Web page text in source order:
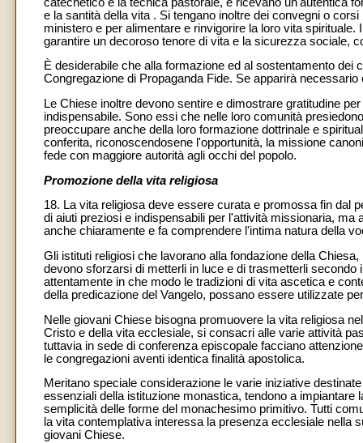
e la santità della vita . Si tengano inoltre dei convegni o
ministero e per alimentare e rinvigorire la loro vita
garantire un decoroso tenore di vita e la sicurezza sociale,
È desiderabile che alla formazione ed al sostentamento
Congregazione di Propaganda Fide. Se apparirà
Le Chiese inoltre devono sentire e dimostrare gratitudine
indispensabile. Sono essi che nelle loro comunità
preoccupare anche della loro formazione dottrinale e
conferita, riconoscendosene l'opportunità, la missione
fede con maggiore autorità agli occhi del popolo.
Promozione della vita religiosa
18. La vita religiosa deve essere curata e promossa fin dal
di aiuti preziosi e indispensabili per l'attività missionaria,
anche chiaramente e fa comprendere l'intima natura della
Gli istituti religiosi che lavorano alla fondazione della
devono sforzarsi di metterli in luce e di trasmetterli
attentamente in che modo le tradizioni di vita ascetica e
della predicazione del Vangelo, possano essere utilizzate
Nelle giovani Chiese bisogna promuovere la vita religiosa
Cristo e della vita ecclesiale, si consacri alle varie attività
tuttavia in sede di conferenza episcopale facciano
le congregazioni aventi identica finalità apostolica.
Meritano speciale considerazione le varie iniziative
essenziali della istituzione monastica, tendono a
semplicità delle forme del monachesimo primitivo. Tutti
la vita contemplativa interessa la presenza ecclesiale nella
giovani Chiese.